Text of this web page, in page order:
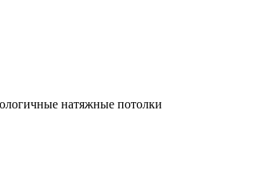
натяжные потолки